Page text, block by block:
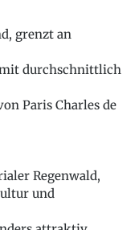
grenzt an
durchschnittlich
Paris Charles de
Regenwald,
und